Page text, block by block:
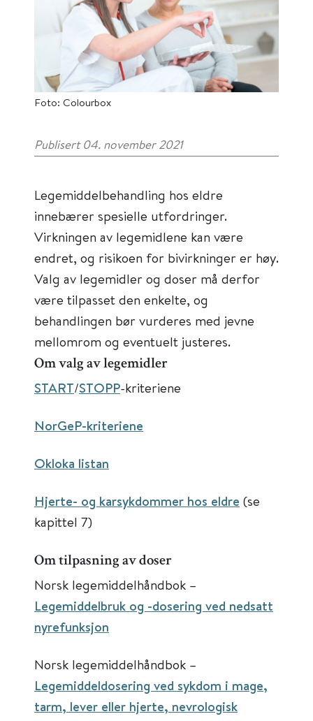
Foto: Colourbox
Publisert 04. november 2021
Legemiddelbehandling hos eldre
innebærer spesielle utfordringer.
Virkningen av legemidlene kan være
endret, og risikoen for bivirkninger er høy.
Valg av legemidler og doser må derfor
være tilpasset den enkelte, og
behandlingen bør vurderes med jevne
mellomrom og eventuelt justeres.
Om valg av legemidler
START/STOPP-kriteriene
NorGeP-kriteriene
Okloka listan
Hjerte- og karsykdommer hos eldre (se
kapittel 7)
Om tilpasning av doser
Norsk legemiddelhåndbok –
Legemiddelbruk og -dosering ved nedsatt
nyrefunksjon
Norsk legemiddelhåndbok –
Legemiddeldosering ved sykdom i mage,
tarm, lever eller hjerte, nevrologisk